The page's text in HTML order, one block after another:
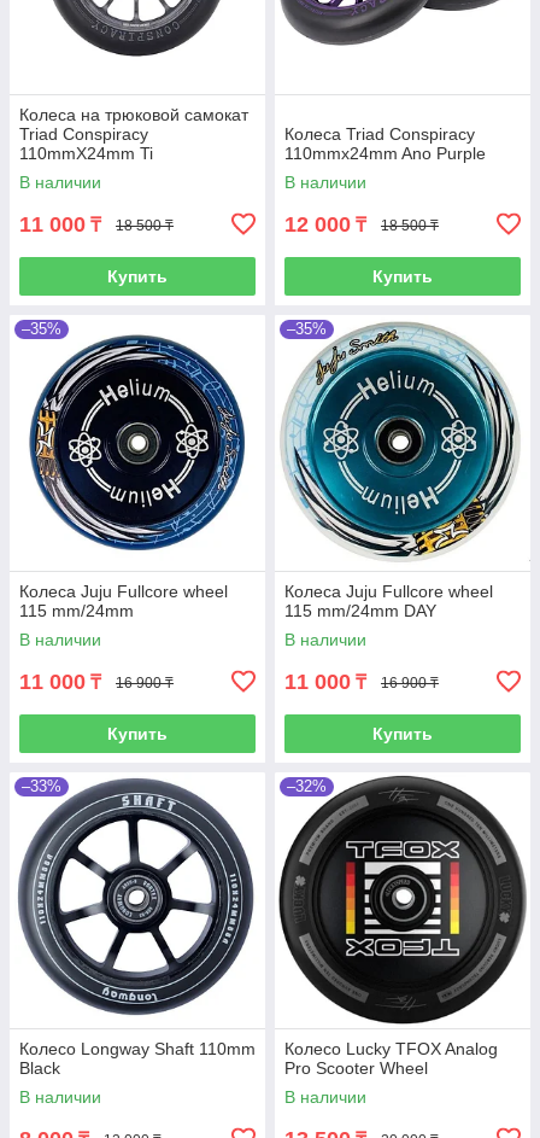
Колеса на трюковой самокат
Triad Conspiracy
110mmX24mm Ti
В наличии
11 000 ₸ 18 500 ₸
Купить
Колеса Triad Conspiracy
110mmx24mm Ano Purple
В наличии
12 000 ₸ 18 500 ₸
Купить
–35%
Колеса Juju Fullcore wheel
115 mm/24mm
В наличии
11 000 ₸ 16 900 ₸
Купить
–35%
Колеса Juju Fullcore wheel
115 mm/24mm DAY
В наличии
11 000 ₸ 16 900 ₸
Купить
–33%
Колесо Longway Shaft 110mm
Black
В наличии
–32%
Колесо Lucky TFOX Analog
Pro Scooter Wheel
В наличии